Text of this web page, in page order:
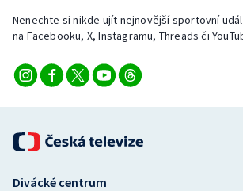
Veslování
Vodní slalom
Ostatní
Nenechte si nikde ujít nejnovější sportovní
na Facebooku, X, Instagramu, Threads či
Divácké centrum